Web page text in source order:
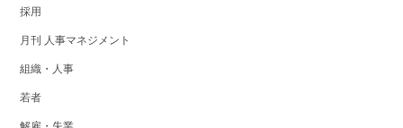
採用
月刊 人事マネジメント
組織・人事
若者